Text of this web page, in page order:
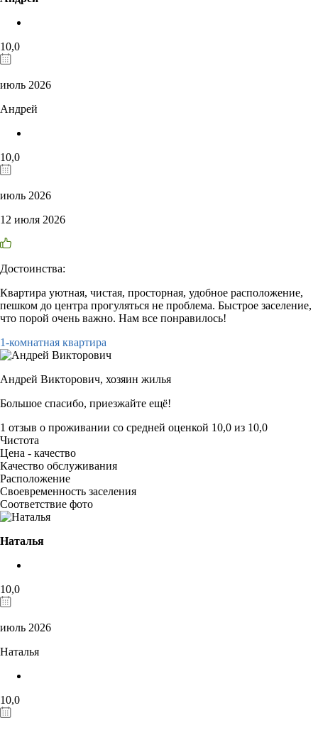
10,0
июль 2026
Андрей
10,0
июль 2026
12 июля 2026
Достоинства:
Квартира уютная, чистая, просторная, удобное расположение,
пешком до центра прогуляться не проблема. Быстрое заселение,
что порой очень важно. Нам все понравилось!
1-комнатная квартира
Андрей Викторович, хозяин жилья
Большое спасибо, приезжайте ещё!
1 отзыв о проживании со средней оценкой 10,0 из 10,0
Чистота
Цена - качество
Качество обслуживания
Расположение
Своевременность заселения
Соответствие фото
Наталья
10,0
июль 2026
Наталья
10,0